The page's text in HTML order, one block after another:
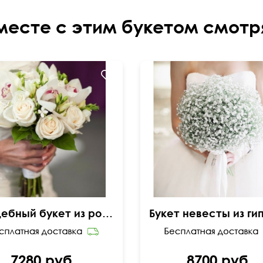
с этим букетом
Свадебный букет из роз, орхидей и фрезий